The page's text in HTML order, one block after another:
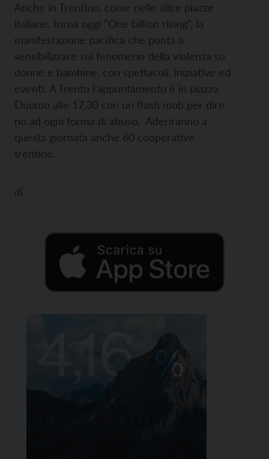
Anche in Trentino, come nelle altre piazze
italiane, torna oggi “One billion rising”, la
manifestazione pacifica che punta a
sensibilizzare sul fenomeno della violenza su
donne e bambine, con spettacoli, iniziative ed
eventi. A Trento l’appuntamento è in piazza
Duomo alle 17,30 con un flash mob per dire
no ad ogni forma di abuso. Aderiranno a
questa giornata anche 60 cooperative
trentine.
di